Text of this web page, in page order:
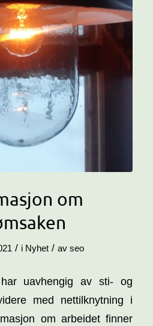
om
/ i Nyhet / av seo
uavhengig av sti- og
med nettilknytning i
om arbeidet finner